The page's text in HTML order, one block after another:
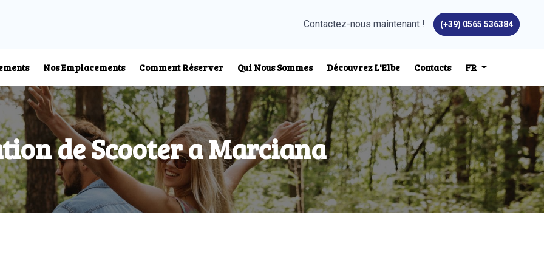
Contactez-nous maintenant ! (+39) 0565 536384
Nos Emplacements Comment Réserver Qui Nous Sommes Découvrez L'Elbe Contacts FR
de Scooter a Marciana